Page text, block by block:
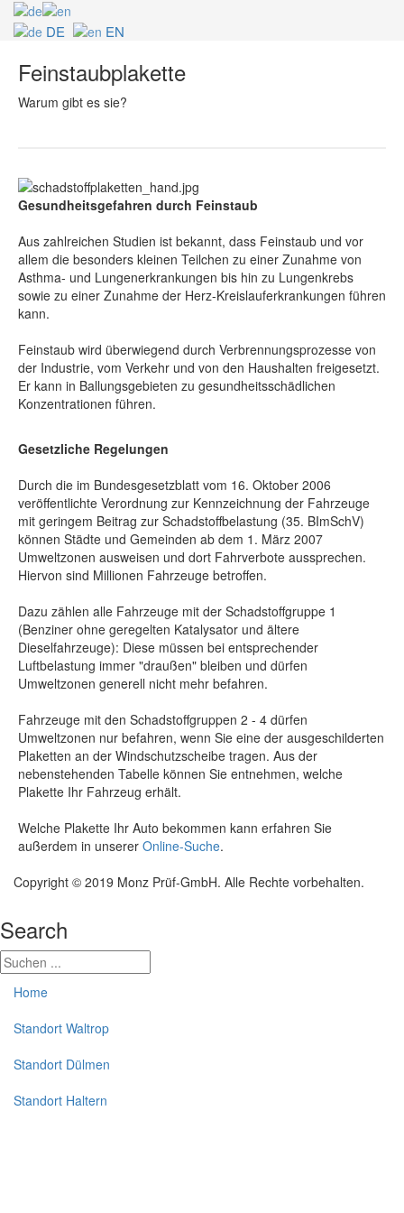
DE EN
Feinstaubplakette
Warum gibt es sie?
Gesundheitsgefahren durch Feinstaub
Aus zahlreichen Studien ist bekannt, dass Feinstaub und vor
allem die besonders kleinen Teilchen zu einer Zunahme von
Asthma- und Lungenerkrankungen bis hin zu Lungenkrebs
sowie zu einer Zunahme der Herz-Kreislauferkrankungen führen
kann.
Feinstaub wird überwiegend durch Verbrennungsprozesse von
der Industrie, vom Verkehr und von den Haushalten freigesetzt.
Er kann in Ballungsgebieten zu gesundheitsschädlichen
Konzentrationen führen.
Gesetzliche Regelungen
Durch die im Bundesgesetzblatt vom 16. Oktober 2006
veröffentlichte Verordnung zur Kennzeichnung der Fahrzeuge
mit geringem Beitrag zur Schadstoffbelastung (35. BImSchV)
können Städte und Gemeinden ab dem 1. März 2007
Umweltzonen ausweisen und dort Fahrverbote aussprechen.
Hiervon sind Millionen Fahrzeuge betroffen.
Dazu zählen alle Fahrzeuge mit der Schadstoffgruppe 1
(Benziner ohne geregelten Katalysator und ältere
Dieselfahrzeuge): Diese müssen bei entsprechender
Luftbelastung immer "draußen" bleiben und dürfen
Umweltzonen generell nicht mehr befahren.
Fahrzeuge mit den Schadstoffgruppen 2 - 4 dürfen
Umweltzonen nur befahren, wenn Sie eine der ausgeschilderten
Plaketten an der Windschutzscheibe tragen. Aus der
nebenstehenden Tabelle können Sie entnehmen, welche
Plakette Ihr Fahrzeug erhält.
Welche Plakette Ihr Auto bekommen kann erfahren Sie
außerdem in unserer Online-Suche.
Copyright © 2019 Monz Prüf-GmbH. Alle Rechte vorbehalten.
Search
Home
Standort Waltrop
Standort Dülmen
Standort Haltern